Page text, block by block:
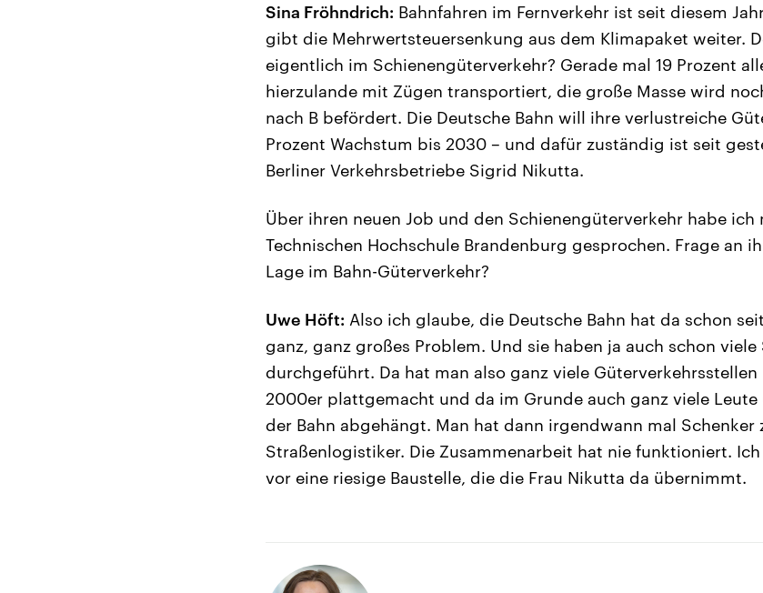
Sina Fröhndrich: Bahnfahren im Fernverkehr ist seit diesem
gibt die Mehrwertsteuersenkung aus dem Klimapaket weiter.
eigentlich im Schienengüterverkehr? Gerade mal 19 Prozent
hierzulande mit Zügen transportiert, die große Masse wird
nach B befördert. Die Deutsche Bahn will ihre verlustreiche
Prozent Wachstum bis 2030 – und dafür zuständig ist seit
Berliner Verkehrsbetriebe Sigrid Nikutta.
Über ihren neuen Job und den Schienengüterverkehr habe
Technischen Hochschule Brandenburg gesprochen. Frage an
Lage im Bahn-Güterverkehr?
Uwe Höft: Also ich glaube, die Deutsche Bahn hat da schon
ganz, ganz großes Problem. Und sie haben ja auch schon
durchgeführt. Da hat man also ganz viele Güterverkehrsstellen
2000er plattgemacht und da im Grunde auch ganz viele
der Bahn abgehängt. Man hat dann irgendwann mal Schenker
Straßenlogistiker. Die Zusammenarbeit hat nie funktioniert.
vor eine riesige Baustelle, die die Frau Nikutta da übernimmt.